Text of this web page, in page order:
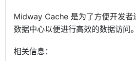
Midway Cache 是为了方便开发者
数据中心以便进行高效的数据访问。
相关信息：